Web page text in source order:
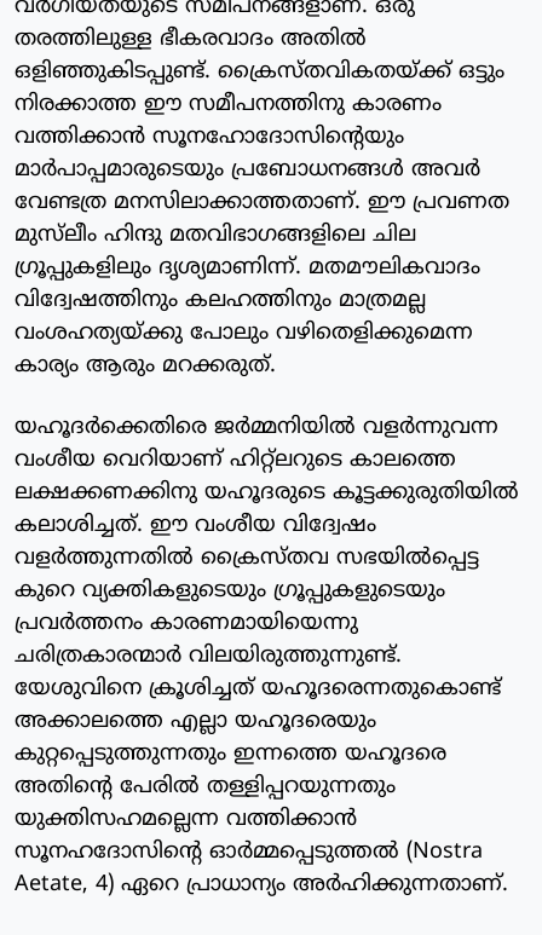
വര്‍ഗീയതയുടെ സമീപനങ്ങളാണ്. ഒരു
തരത്തിലുള്ള ഭീകരവാദം അതില്‍
ഒളിഞ്ഞുകിടപ്പുണ്ട്. ക്രൈസ്തവികതയ്ക്ക് ഒട്ടും
നിരക്കാത്ത ഈ സമീപനത്തിനു കാരണം
വത്തിക്കാന്‍ സൂനഹോദോസിന്റെയും
മാര്‍പാപ്പമാരുടെയും പ്രബോധനങ്ങള്‍ അവര്‍
വേണ്ടത്ര മനസിലാക്കാത്തതാണ്. ഈ പ്രവണത
മുസ്‌ലീം ഹിന്ദു മതവിഭാഗങ്ങളിലെ ചില
ഗ്രൂപ്പുകളിലും ദൃശ്യമാണിന്ന്. മതമൗലികവാദം
വിദ്വേഷത്തിനും കലഹത്തിനും മാത്രമല്ല
വംശഹത്യയ്ക്കു പോലും വഴിതെളിക്കുമെന്ന
കാര്യം ആരും മറക്കരുത്.
യഹൂദര്‍ക്കെതിരെ ജര്‍മ്മനിയില്‍ വളര്‍ന്നുവന്ന
വംശീയ വെറിയാണ് ഹിറ്റ്‌ലറുടെ കാലത്തെ
ലക്ഷക്കണക്കിനു യഹൂദരുടെ കൂട്ടക്കുരുതിയില്‍
കലാശിച്ചത്. ഈ വംശീയ വിദ്വേഷം
വളര്‍ത്തുന്നതില്‍ ക്രൈസ്തവ സഭയില്‍പ്പെട്ട
കുറെ വ്യക്തികളുടെയും ഗ്രൂപ്പുകളുടെയും
പ്രവര്‍ത്തനം കാരണമായിയെന്നു
ചരിത്രകാരന്മാര്‍ വിലയിരുത്തുന്നുണ്ട്.
യേശുവിനെ ക്രൂശിച്ചത് യഹൂദരെന്നതുകൊണ്ട്
അക്കാലത്തെ എല്ലാ യഹൂദരെയും
കുറ്റപ്പെടുത്തുന്നതും ഇന്നത്തെ യഹൂദരെ
അതിന്റെ പേരില്‍ തള്ളിപ്പറയുന്നതും
യുക്തിസഹമല്ലെന്ന വത്തിക്കാന്‍
സൂനഹദോസിന്റെ ഓര്‍മ്മപ്പെടുത്തല്‍ (Nostra
Aetate, 4) ഏറെ പ്രാധാന്യം അര്‍ഹിക്കുന്നതാണ്.